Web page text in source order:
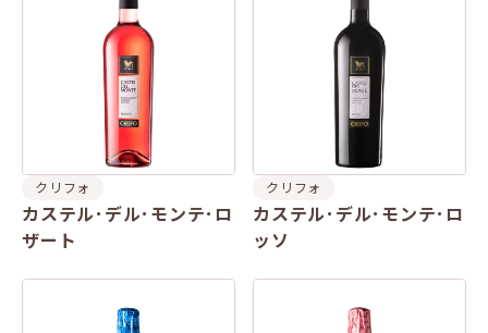
クリフォ
カステル･デル･モンテ･ロ
ザート
クリフォ
カステル･デル･モンテ･ロ
ッソ